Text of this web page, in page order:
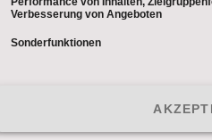
der Duelle werden